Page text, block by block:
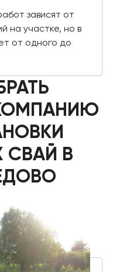
зависят от
на участке, но в
от одного до
СВАЙ В